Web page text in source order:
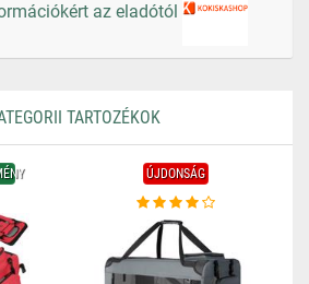
az eladótól
TARTOZÉKOK
ÚJDONSÁG